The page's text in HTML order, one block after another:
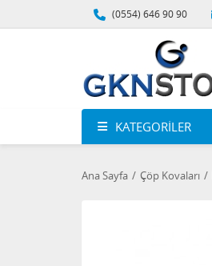
(0554) 646 90 90
KATEGORILER
Ana Sayfa Çöp Kovaları